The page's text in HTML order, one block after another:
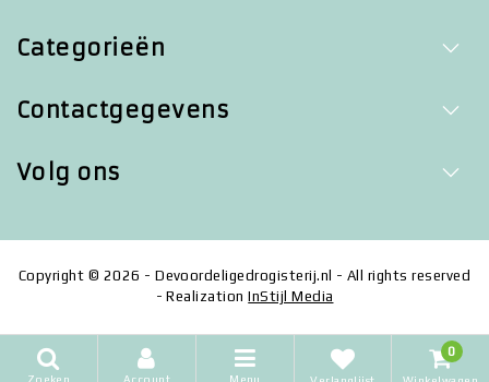
Categorieën
Contactgegevens
Volg ons
Copyright © 2026 - Devoordeligedrogisterij.nl - All rights reserved
- RealizationInStijl Media
Zoeken Account Menu
0